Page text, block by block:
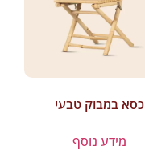
כסא במבוק טבעי
מידע נוסף